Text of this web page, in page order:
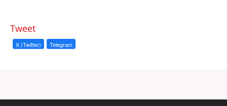
Tweet
X (Twitter) Telegram